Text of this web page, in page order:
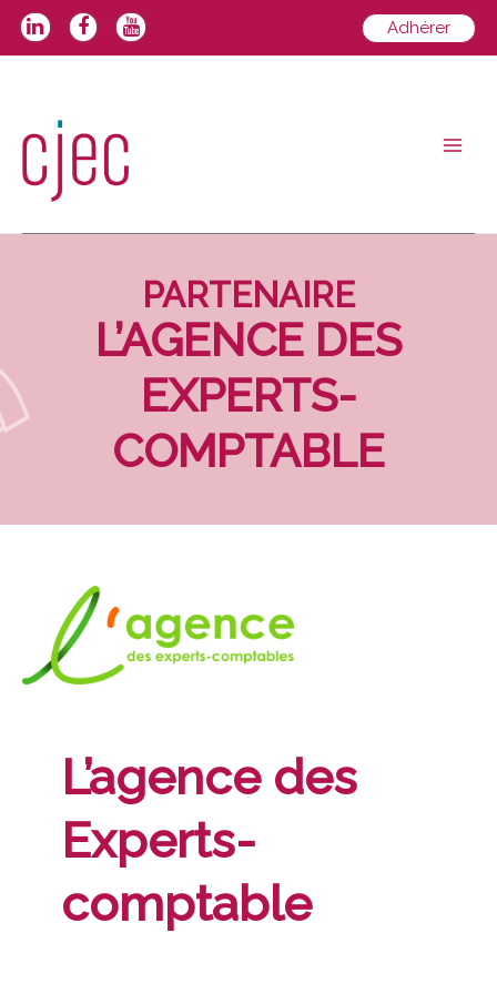
Aller
Adhérer
PARTENAIRE
L’AGENCE DES
EXPERTS-
COMPTABLE
L’agence des
Experts-
comptable